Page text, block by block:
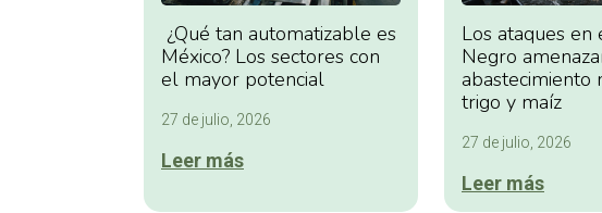
¿Qué tan automatizable es
México? Los sectores con
el mayor potencial
27 de julio, 2026
Leer más
Los ataques en
Negro
abastecimiento
trigo y maíz
27 de julio, 2026
Leer más